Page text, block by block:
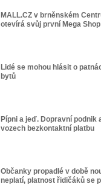
MALL.CZ v brněnském
otevírá svůj první Mega Shop
Lidé se mohou hlásit o
bytů
Pípni a jeď. Dopravní podnik
vozech bezkontaktní platbu
Občanky propadlé v době
neplatí, platnost řidičáků se